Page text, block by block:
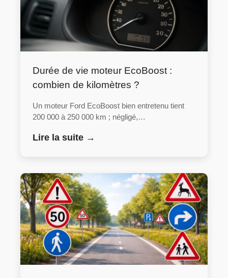
Durée de vie moteur EcoBoost :
combien de kilomètres ?
Un moteur Ford EcoBoost bien entretenu tient
200 000 à 250 000 km ; négligé,…
Lire la suite →